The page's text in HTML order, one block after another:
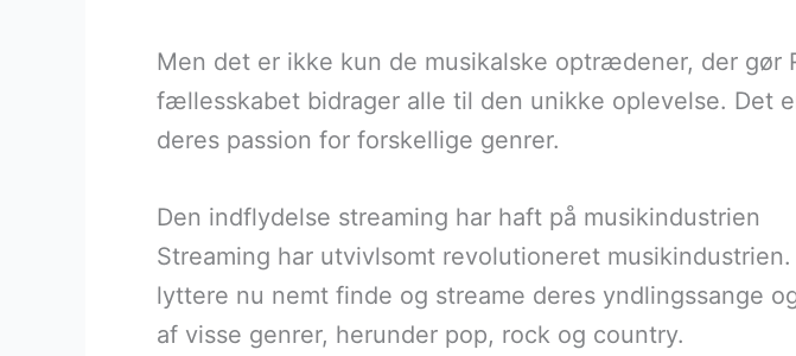
Men det er ikke kun de musikalske optrædener, der
fællesskabet bidrager alle til den unikke oplevelse. Det
deres passion for forskellige genrer.
Den indflydelse streaming har haft på musikindustrien
Streaming har utvivlsomt revolutioneret
lyttere nu nemt finde og streame deres yndlingssange
af visse genrer, herunder pop, rock og country.